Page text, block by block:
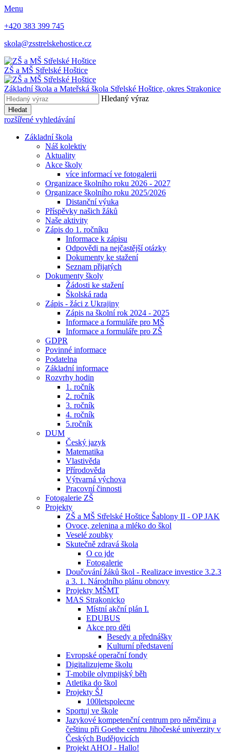
Menu
+420 383 399 745
skola@zsstrelskehostice.cz
ZŠ a MŠ Střelské Hoštice
Základní škola a Mateřská škola Střelské Hoštice, okres Strakonice
Hledaný výraz
Hledat
rozšířené vyhledávání
Základní škola
Náš kolektiv
Aktuality
Akce školy
více informací ve fotogalerii
Organizace školního roku 2026 - 2027
Organizace školního roku 2025/2026
Distanční výuka
Příspěvky našich žáků
Naše aktivity
Zápis do 1. ročníku
Informace k zápisu
Odpovědi na nejčastější otázky
Dokumenty ke stažení
Seznam přijatých
Dokumenty školy
Žádosti ke stažení
Školská rada
Zápis - žáci z Ukrajiny
Zápis na školní rok 2024 - 2025
Informace a formuláře pro MŠ
Informace a formuláře pro ZŠ
GDPR
Povinné informace
Podatelna
Základní informace
Rozvrhy hodin
1. ročník
2. ročník
3. ročník
4. ročník
5.ročník
DUM
Český jazyk
Matematika
Vlastivěda
Přírodověda
Výtvarná výchova
Pracovní činnosti
Fotogalerie ZŠ
Projekty
ZŠ a MŠ Střelské Hoštice Šablony II - OP JAK
Ovoce, zelenina a mléko do škol
Veselé zoubky
Skutečně zdravá škola
O co jde
Fotogalerie
Doučování žáků škol - Realizace investice 3.2.3
a 3. 1. Národního plánu obnovy
Projekty MŠMT
MAS Strakonicko
Místní akční plán I.
EDUBUS
Akce pro děti
Besedy a přednášky
Kulturní představení
Evropské operační fondy
Digitalizujeme školu
T-mobile olympijský běh
Atletika do škol
Projekty ŠJ
100letspolecne
Sportuj ve škole
Jazykové kompetenční centrum pro němčinu a
češtinu při Goethe centru Jihočeské univerzity v
Českých Budějovicích
Projekt AHOJ - Hallo!